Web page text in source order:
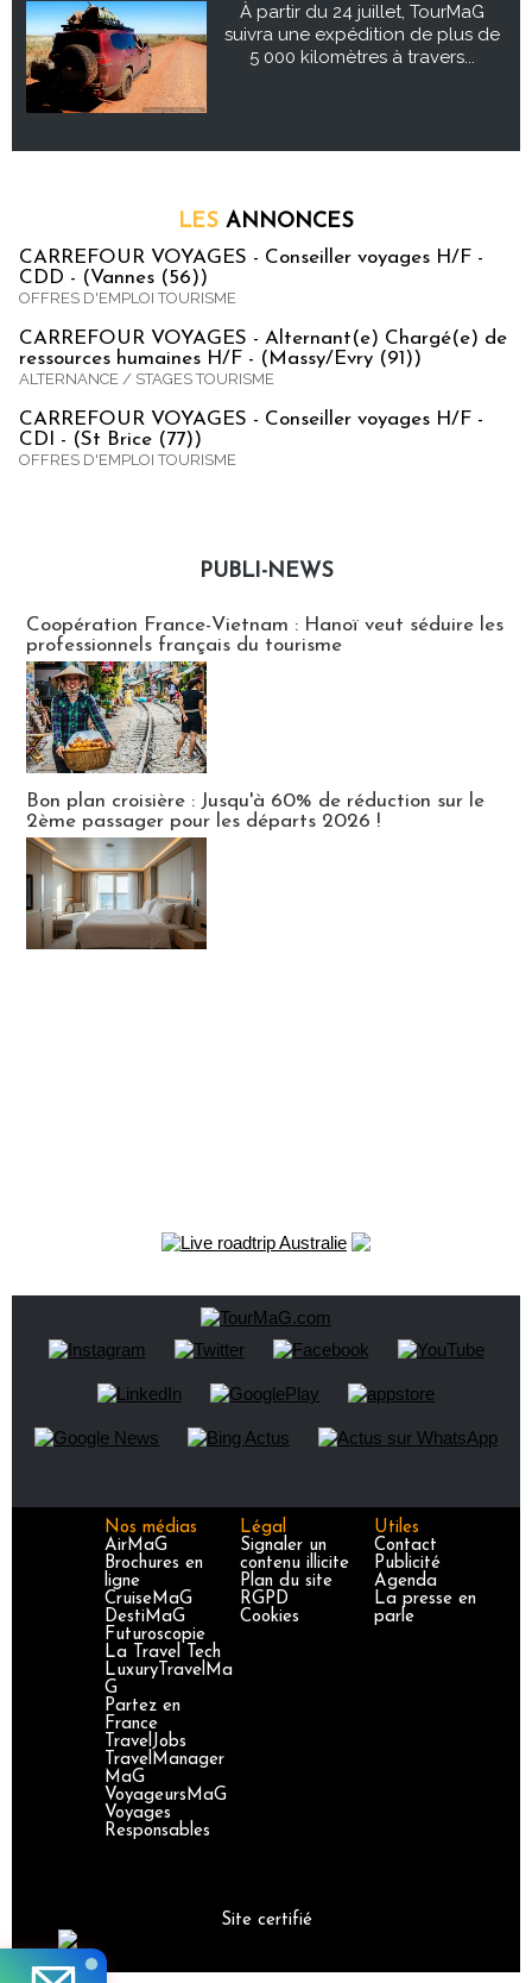
À partir du 24 juillet, TourMaG
suivra une expédition de plus de
5 000 kilomètres à travers...
LES ANNONCES
CARREFOUR VOYAGES - Conseiller voyages H/F -
CDD - (Vannes (56))
OFFRES D'EMPLOI TOURISME
CARREFOUR VOYAGES - Alternant(e) Chargé(e) de
ressources humaines H/F - (Massy/Evry (91))
ALTERNANCE / STAGES TOURISME
CARREFOUR VOYAGES - Conseiller voyages H/F -
CDI - (St Brice (77))
OFFRES D'EMPLOI TOURISME
PUBLI-NEWS
Coopération France-Vietnam : Hanoï veut séduire les
professionnels français du tourisme
Bon plan croisière : Jusqu'à 60% de réduction sur le
2ème passager pour les départs 2026 !
Nos médias
AirMaG
Brochures en
ligne
CruiseMaG
DestiMaG
Futuroscopie
La Travel Tech
LuxuryTravelMa
G
Partez en
France
TravelJobs
TravelManager
MaG
VoyageursMaG
Voyages
Responsables
Légal
Signaler un
contenu illicite
Plan du site
RGPD
Cookies
Utiles
Contact
Publicité
Agenda
La presse en
parle
Site certifié